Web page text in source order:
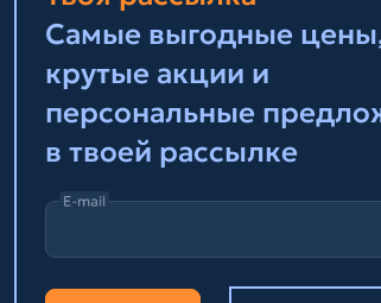
Самые выгодные
крутые акции и
персональные
в твоей рассылке
E-mail